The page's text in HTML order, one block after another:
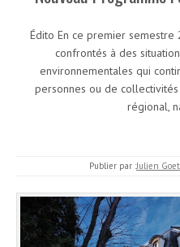
Édito En ce premier semestre
confrontés à des
environnementales qui
personnes ou de
régional,
Publier par :Julien